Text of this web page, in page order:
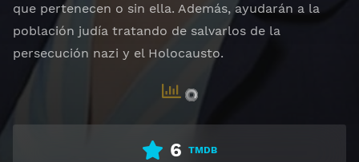
que pertenecen o sin ella. Además, ayudarán a la
población judía tratando de salvarlos de la
persecución nazi y el Holocausto.
6 TMDB